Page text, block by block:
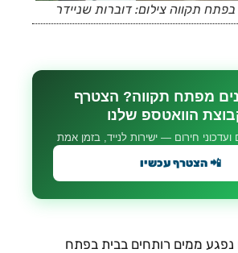
תקווה צילום: דוברות שניידר
מפתח תקווה? הצטרף
הוואטספ שלנו
ועדכוני חירום — ישירות לנייד, בזמן אמת
📲 הצטרף עכשיו
נפגע ממים רותחים בבית בפתח